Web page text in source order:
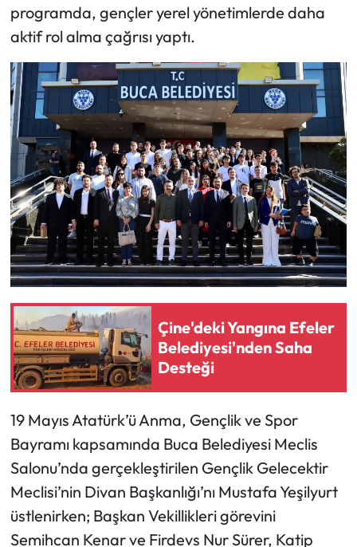
programda, gençler yerel yönetimlerde daha
aktif rol alma çağrısı yaptı.
Çine'deki Yangına Efeler
Belediyesi'nden Saha
Desteği
19 Mayıs Atatürk’ü Anma, Gençlik ve Spor
Bayramı kapsamında Buca Belediyesi Meclis
Salonu’nda gerçekleştirilen Gençlik Gelecektir
Meclisi’nin Divan Başkanlığı’nı Mustafa Yeşilyurt
üstlenirken; Başkan Vekillikleri görevini
Semihcan Kenar ve Firdevs Nur Sürer, Katip